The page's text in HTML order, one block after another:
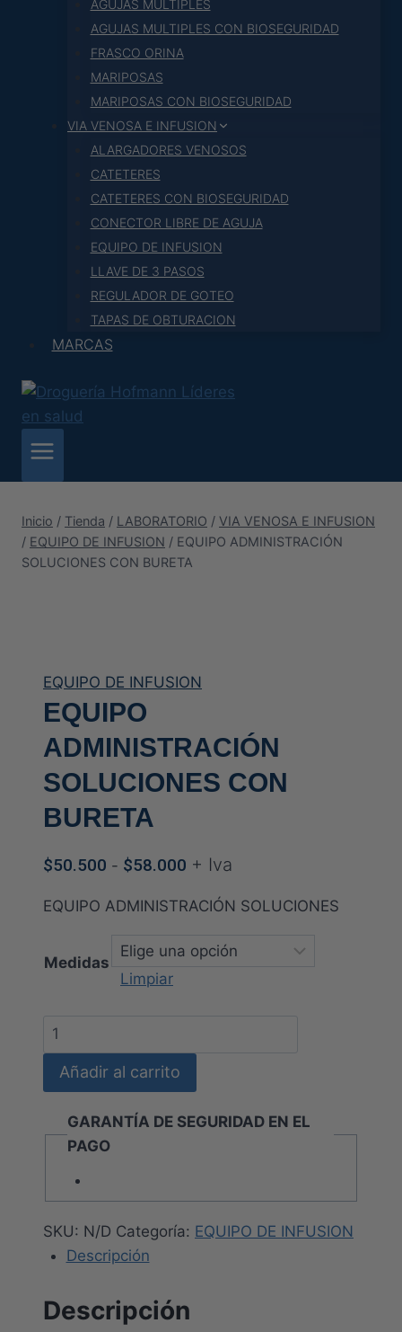
AGUJAS MULTIPLES
AGUJAS MULTIPLES CON BIOSEGURIDAD
FRASCO ORINA
MARIPOSAS
MARIPOSAS CON BIOSEGURIDAD
VIA VENOSA E INFUSION
ALARGADORES VENOSOS
CATETERES
CATETERES CON BIOSEGURIDAD
CONECTOR LIBRE DE AGUJA
EQUIPO DE INFUSION
LLAVE DE 3 PASOS
REGULADOR DE GOTEO
TAPAS DE OBTURACION
MARCAS
Inicio / Tienda / LABORATORIO / VIA VENOSA E INFUSION
/ EQUIPO DE INFUSION / EQUIPO ADMINISTRACIÓN
SOLUCIONES CON BURETA
EQUIPO DE INFUSION
EQUIPO
ADMINISTRACIÓN
SOLUCIONES CON
BURETA
$50.500 - $58.000 Rango
precios:
$50.500
+ Iva
EQUIPO ADMINISTRACIÓN SOLUCIONES
Medidas
Limpiar
EQUIPO
ADMINISTRACIÓN
SOLUCIONES
BURETA
cantidad
Añadir al carrito
GARANTÍA DE SEGURIDAD EN EL
PAGO
SKU: N/D Categoría: EQUIPO DE INFUSION
Descripción
Descripción